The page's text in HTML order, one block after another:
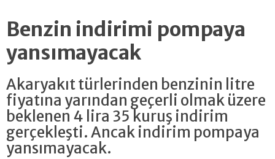
Benzin indirimi pompaya
yansımayacak
Akaryakıt türlerinden benzinin litre
fiyatına yarından geçerli olmak üzere
beklenen 4 lira 35 kuruş indirim
gerçekleşti. Ancak indirim pompaya
yansımayacak.